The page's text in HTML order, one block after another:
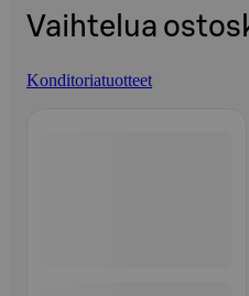
Vaihtelua
Konditoriatuotteet